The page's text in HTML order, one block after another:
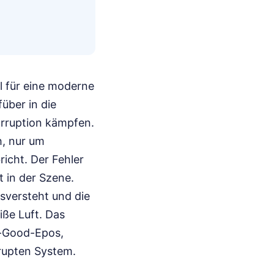
für eine moderne
in die
kämpfen.
nur um
Der Fehler
in der Szene.
und die
Luft. Das
Epos,
System.